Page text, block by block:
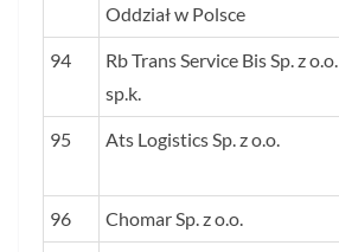
Oddział w Polsce
94
Rb Trans Service Bis Sp. z o.o.
sp.k.
95 Ats Logistics Sp. z o.o.
96 Chomar Sp. z o.o.